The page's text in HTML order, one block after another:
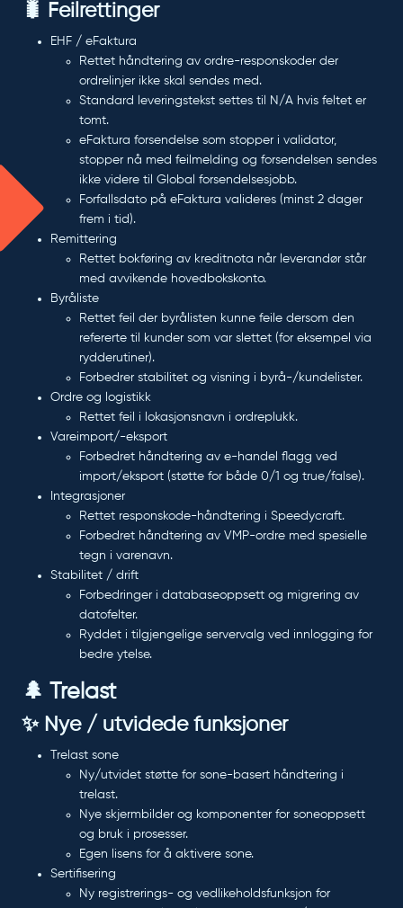
🐛 Feilrettinger
EHF / eFaktura
Rettet håndtering av ordre-responskoder der
ordrelinjer ikke skal sendes med.
Standard leveringstekst settes til N/A hvis feltet er
tomt.
eFaktura forsendelse som stopper i validator,
stopper nå med feilmelding og forsendelsen sendes
ikke videre til Global forsendelsesjobb.
Forfallsdato på eFaktura valideres (minst 2 dager
frem i tid).
Remittering
Rettet bokføring av kreditnota når leverandør står
med avvikende hovedbokskonto.
Byråliste
Rettet feil der byrålisten kunne feile dersom den
refererte til kunder som var slettet (for eksempel via
rydderutiner).
Forbedrer stabilitet og visning i byrå-/kundelister.
Ordre og logistikk
Rettet feil i lokasjonsnavn i ordreplukk.
Vareimport/-eksport
Forbedret håndtering av e-handel flagg ved
import/eksport (støtte for både 0/1 og true/false).
Integrasjoner
Rettet responskode-håndtering i Speedycraft.
Forbedret håndtering av VMP-ordre med spesielle
tegn i varenavn.
Stabilitet / drift
Forbedringer i databaseoppsett og migrering av
datofelter.
Ryddet i tilgjengelige servervalg ved innlogging for
bedre ytelse.
🌲 Trelast
✨ Nye / utvidede funksjoner
Trelast sone
Ny/utvidet støtte for sone-basert håndtering i
trelast.
Nye skjermbilder og komponenter for soneoppsett
og bruk i prosesser.
Egen lisens for å aktivere sone.
Sertifisering
Ny registrerings- og vedlikeholdsfunksjon for